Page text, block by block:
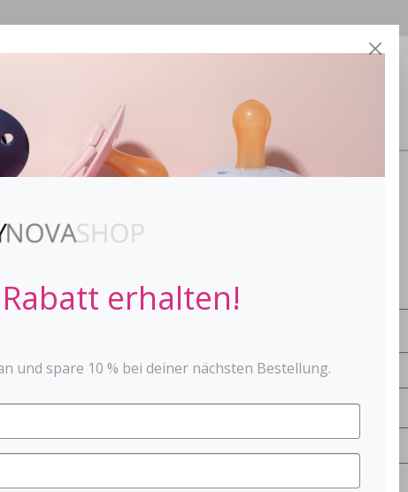
BABYFLASCHEN SPIELZEUG
erhalten!
und spare 10 % bei deiner nächsten Bestellung.